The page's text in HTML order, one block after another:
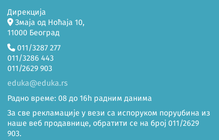
Дирекција
Змаја од Ноћаја 10,
11000 Београд
011/3287 277
011/3286 443
011/2629 903
eduka@eduka.rs
Радно време: 08 до 16h радним данима
За све рекламације у вези са испоруком поруџбина из
наше веб продавнице, обратити се на број 011/2629
903.